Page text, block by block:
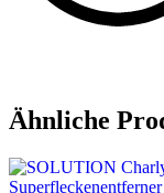
Ähnliche